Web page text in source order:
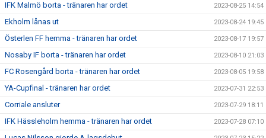
IFK Malmö borta - tränaren har ordet 2023-08-25 14:54
Ekholm lånas ut 2023-08-24 19:45
Österlen FF hemma - tränaren har ordet 2023-08-17 19:57
Nosaby IF borta - tränaren har ordet 2023-08-10 21:03
FC Rosengård borta - tränaren har ordet 2023-08-05 19:58
YA-Cupfinal - tränaren har ordet 2023-07-31 22:53
Corriale ansluter 2023-07-29 18:11
IFK Hässleholm hemma - tränaren har ordet 2023-07-28 07:10